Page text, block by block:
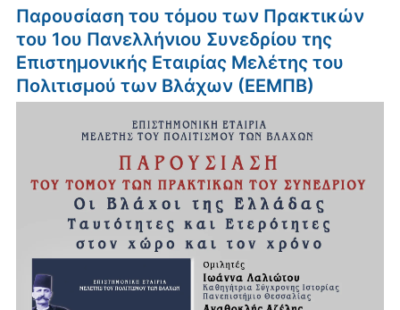
Παρουσίαση του τόμου των Πρακτικών
του 1ου Πανελλήνιου Συνεδρίου της
Επιστημονικής Εταιρίας Μελέτης του
Πολιτισμού των Βλάχων (ΕΕΜΠΒ)